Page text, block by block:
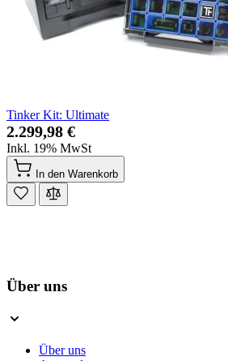
Tinker Kit: Ultimate
2.299,98 €
Inkl. 19% MwSt
In den Warenkorb
Über uns
Über uns